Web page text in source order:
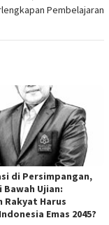
Pembelajaran
di Persimpangan,
Bawah Ujian:
Rakyat Harus
Emas 2045?